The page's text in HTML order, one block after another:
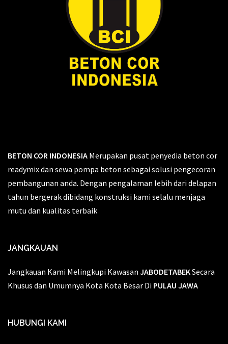
BETON COR INDONESIA Merupakan pusat penyedia beton cor
readymix dan sewa pompa beton sebagai solusi pengecoran
pembangunan anda. Dengan pengalaman lebih dari delapan
tahun bergerak dibidang konstruksi kami selalu menjaga
mutu dan kualitas terbaik
JANGKAUAN
Jangkauan Kami Melingkupi Kawasan JABODETABEKSecara
Khusus dan Umumnya Kota Kota Besar Di PULAU JAWA
HUBUNGI KAMI